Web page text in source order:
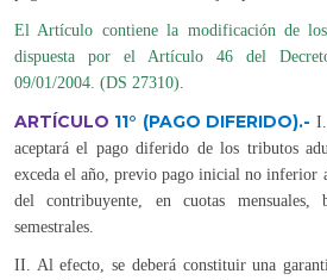
El Artículo contiene la modificación de
dispuesta por el Artículo 46 del
09/01/2004. (DS 27310).
ARTÍCULO 11° (PAGO DIFERIDO).-
aceptará el pago diferido de los tributos
exceda el año, previo pago inicial no inferior
del contribuyente, en cuotas mensuales,
semestrales.
II. Al efecto, se deberá constituir una